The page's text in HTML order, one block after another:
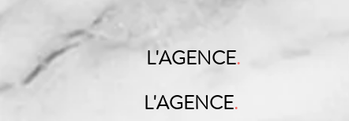
L'AGENCE.
L'AGENCE.